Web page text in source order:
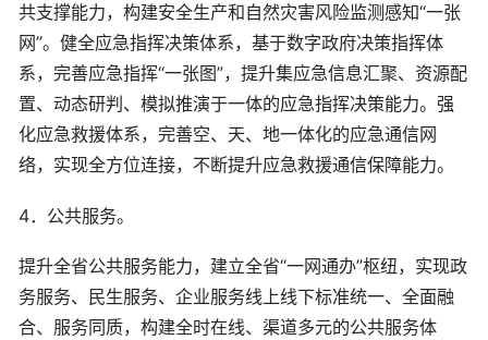
共支撑能力，构建安全生产和自然灾害风险监测感知“一张
网”。健全应急指挥决策体系，基于数字政府决策指挥体
系，完善应急指挥“一张图”，提升集应急信息汇聚、资源配
置、动态研判、模拟推演于一体的应急指挥决策能力。强
化应急救援体系，完善空、天、地一体化的应急通信网
络，实现全方位连接，不断提升应急救援通信保障能力。
4．公共服务。
提升全省公共服务能力，建立全省“一网通办”枢纽，实现政
务服务、民生服务、企业服务线上线下标准统一、全面融
合、服务同质，构建全时在线、渠道多元的公共服务体